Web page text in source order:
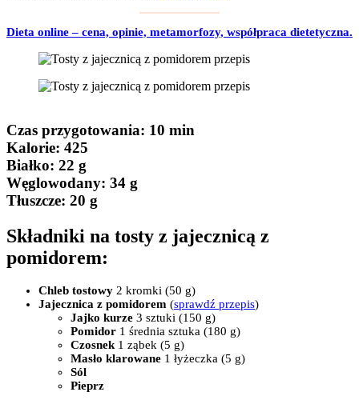
Dieta online – cena, opinie, metamorfozy, współpraca dietetyczna.
Czas przygotowania: 10 min
Kalorie: 425
Białko: 22 g
Węglowodany: 34 g
Tłuszcze: 20 g
Składniki na tosty z jajecznicą z
pomidorem:
Chleb tostowy 2 kromki (50 g)
Jajecznica z pomidorem (sprawdź przepis)
Jajko kurze 3 sztuki (150 g)
Pomidor 1 średnia sztuka (180 g)
Czosnek1 ząbek (5 g)
Masło klarowane 1 łyżeczka (5 g)
Sól
Pieprz